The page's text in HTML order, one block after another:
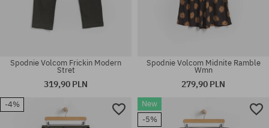
Dostępne rozmiary:
Dostępne rozmiary:
31X32; 33X32; 34X32; 34X34;
36X34
Spodnie Volcom Frickin Modern
Stret
319,90 PLN
Spodnie Volcom Midnite Ramble
Wmn
279,90 PLN
-4%
New
-5%